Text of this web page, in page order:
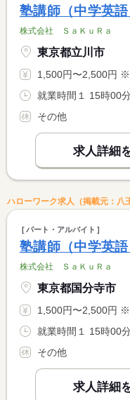
塾講師（中学英
株式会社 ＳａＫｕＲａ
東京都立川市
1,500円〜2,500円 ※フルタイム求人の場
その他
求人詳細
ハローワーク求人（掲載元：八
パート・アルバイト
塾講師（中学英
株式会社 ＳａＫｕＲａ
東京都国分寺市
1,500円〜2,500円 ※フルタイム求人の場
その他
求人詳細